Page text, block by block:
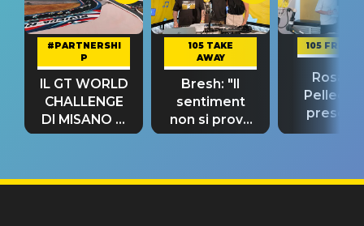
#PARTNERSHI
P
IL GT WORLD
CHALLENGE
DI MISANO si
riconferma
105 TAKE
AWAY
Bresh: "Il
sentiment
non si prova
fino alla notte
105
Rosario
“Così